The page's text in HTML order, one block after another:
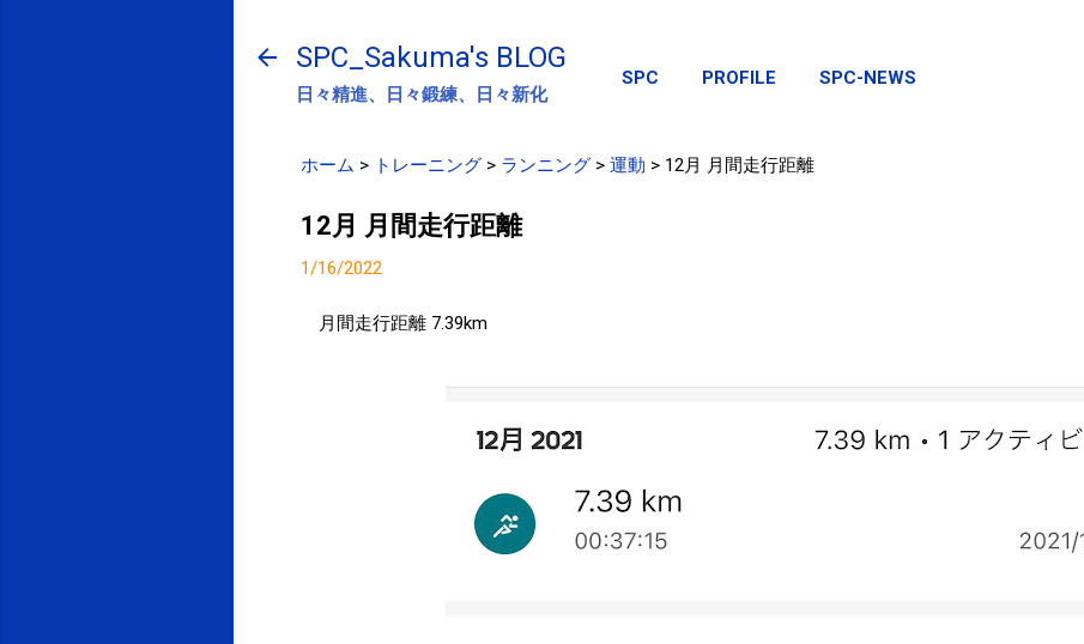
SPC_Sakuma's BLOG
日々精進、日々鍛練、日々新化
SPC PROFILE SPC-NEWS
ホーム > トレーニング > ランニング > 運動 > 12月 月間走行距離
12月 月間走行距離
1/16/2022
月間走行距離 7.39km